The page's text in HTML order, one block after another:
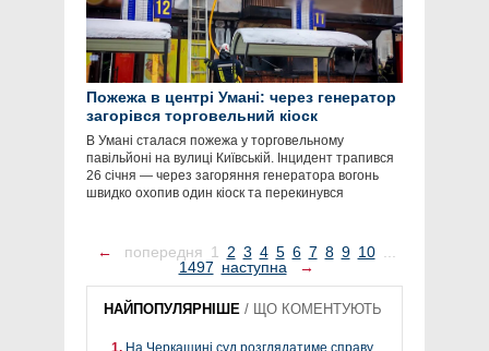
Пожежа в центрі Умані: через генератор
загорівся торговельний кіоск
В Умані сталася пожежа у торговельному
павільйоні на вулиці Київській. Інцидент трапився
26 січня — через загоряння генератора вогонь
швидко охопив один кіоск та перекинувся
← попередня 1 2 3 4 5 6 7 8 9 10 ...
1497 наступна →
НАЙПОПУЛЯРНІШЕ / ЩО КОМЕНТУЮТЬ